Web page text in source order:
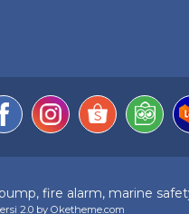
fire alarm, marine
2.0 by Oketheme.com